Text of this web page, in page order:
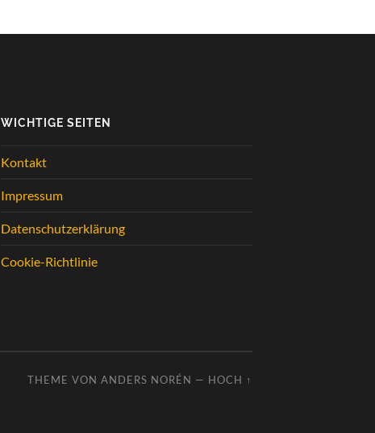
WICHTIGE SEITEN
Kontakt
Impressum
Datenschutzerklärung
Cookie-Richtlinie
THEME VON ANDERS NORÉN — HOCH ↑